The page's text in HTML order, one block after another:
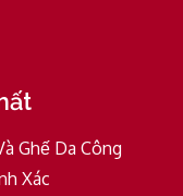
Ghế Da Công
Xác